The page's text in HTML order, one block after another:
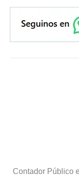
Contador Público